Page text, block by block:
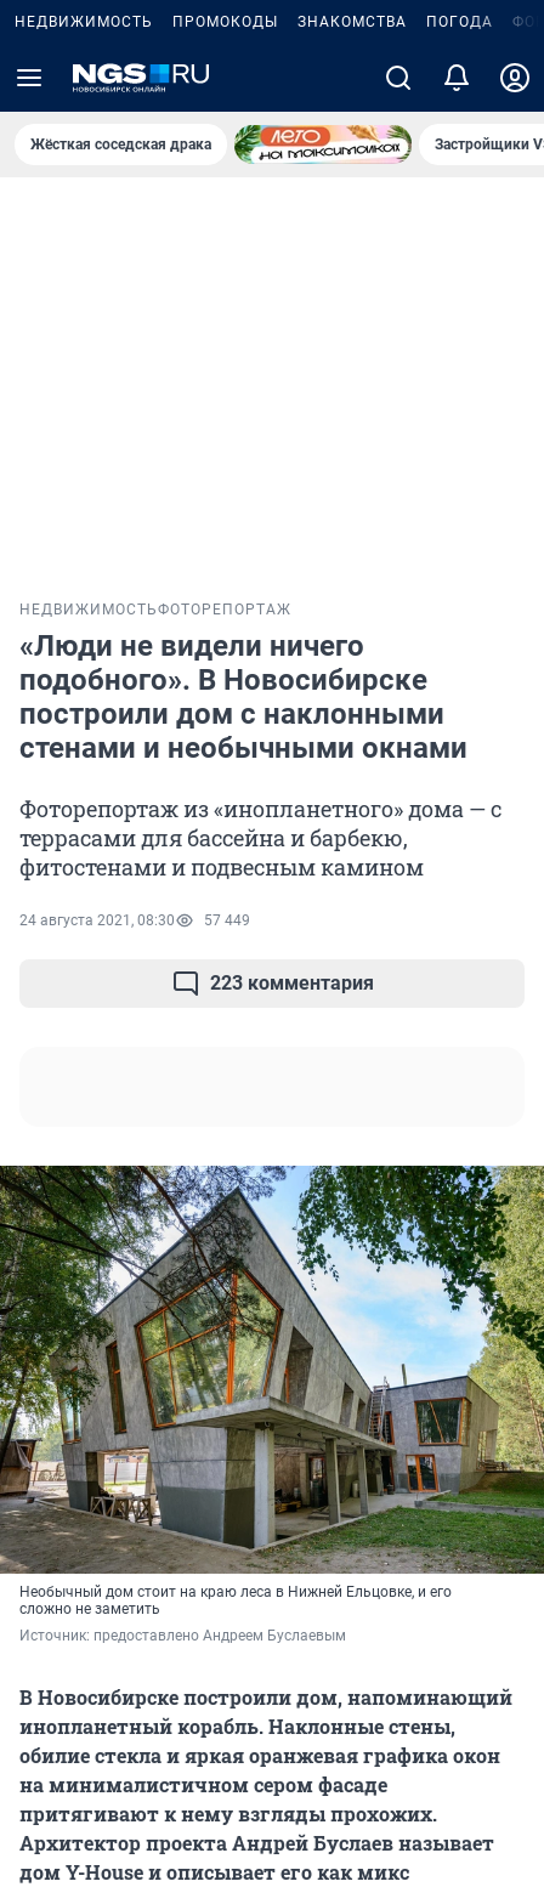
НЕДВИЖИМОСТЬ ПРОМОКОДЫ ЗНАКОМСТВА ПОГОДА
Жёсткая соседская драка Застройщики
НЕДВИЖИМОСТЬФОТОРЕПОРТАЖ
«Люди не видели ничего
подобного». В Новосибирске
построили дом с наклонными
стенами и необычными окнами
Фоторепортаж из «инопланетного» дома — с
террасами для бассейна и барбекю,
фитостенами и подвесным камином
24 августа 2021, 08:30 57 449
223 комментария
Необычный дом стоит на краю леса в Нижней Ельцовке, и его
сложно не заметить
Источник: предоставлено Андреем Буслаевым
В Новосибирске построили дом, напоминающий
инопланетный корабль. Наклонные стены,
обилие стекла и яркая оранжевая графика окон
на минималистичном сером фасаде
притягивают к нему взгляды прохожих.
Архитектор проекта Андрей Буслаев называет
дом Y-House и описывает его как микс